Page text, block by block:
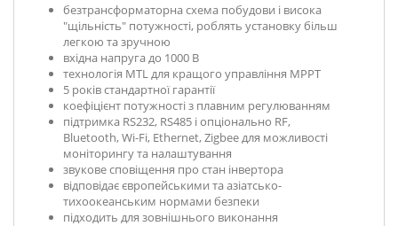
безтрансформаторна схема побудови і висока
"щільність" потужності, роблять установку більш
легкою та зручною
вхідна напруга до 1000 В
технологія MTL для кращого управління MPPT
5 років стандартної гарантії
коефіцієнт потужності з плавним регулюванням
підтримка RS232, RS485 і опціонально RF,
Bluetooth, Wi-Fi, Ethernet, Zigbee для можливості
моніторингу та налаштування
звукове сповіщення про стан інвертора
відповідає європейськими та азіатсько-
тихоокеанським нормами безпеки
підходить для зовнішнього виконання